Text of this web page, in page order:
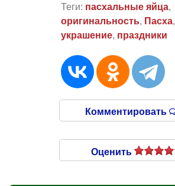
Теги: пасхальные яйца,
оригинальность, Пасха,
украшение, праздники
Комментировать
Оценить